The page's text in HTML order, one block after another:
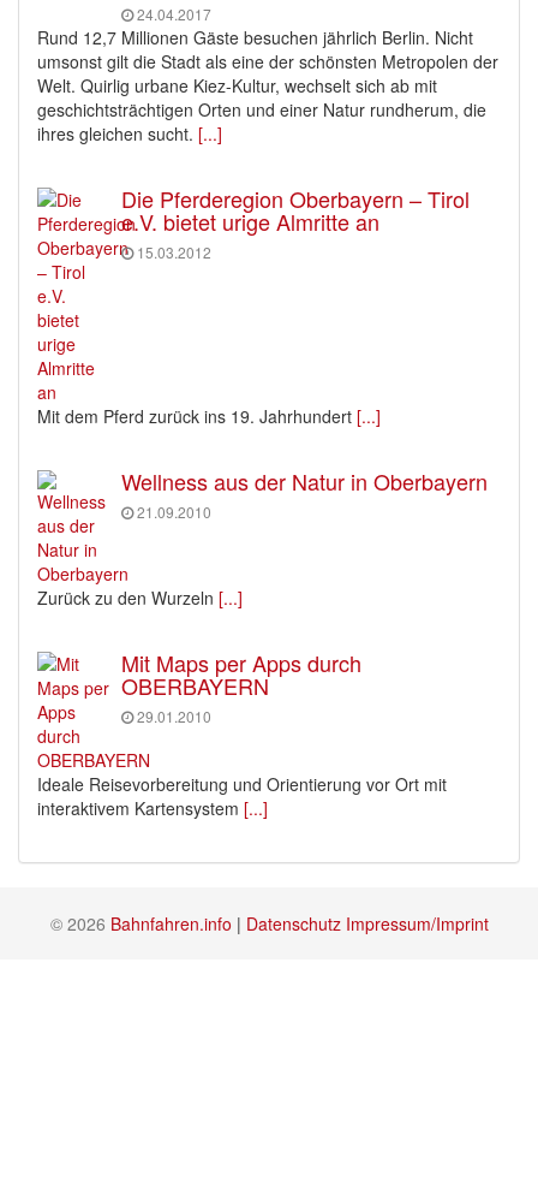
24.04.2017
Rund 12,7 Millionen Gäste besuchen jährlich Berlin. Nicht
umsonst gilt die Stadt als eine der schönsten Metropolen der
Welt. Quirlig urbane Kiez-Kultur, wechselt sich ab mit
geschichtsträchtigen Orten und einer Natur rundherum, die
ihres gleichen sucht. [...]
Die Pferderegion Oberbayern – Tirol
e.V. bietet urige Almritte an
15.03.2012
Mit dem Pferd zurück ins 19. Jahrhundert [...]
Wellness aus der Natur in Oberbayern
21.09.2010
Zurück zu den Wurzeln [...]
Mit Maps per Apps durch
OBERBAYERN
29.01.2010
Ideale Reisevorbereitung und Orientierung vor Ort mit
interaktivem Kartensystem [...]
© 2026 Bahnfahren.info | Datenschutz Impressum/Imprint